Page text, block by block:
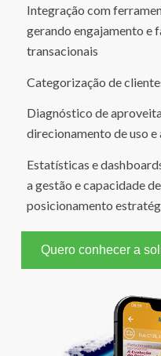
Integração com
gerando engajamento e
transacionais
Categorização de
Diagnóstico de
direcionamento de uso
Estatísticas e
a gestão e capacidade
posicionamento
Quero conhecer a